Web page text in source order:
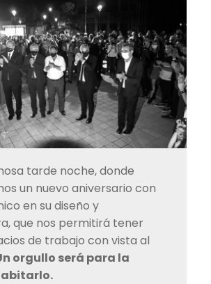
tarde noche, donde
un nuevo aniversario con
en su diseño y
que nos permitirá tener
de trabajo con vista al
orgullo será para la